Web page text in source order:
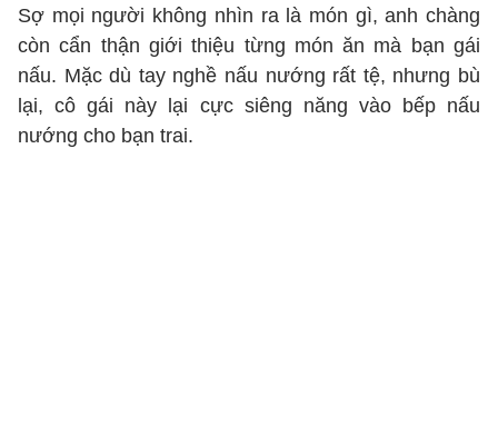
Sợ mọi người không nhìn ra là món gì, anh chàng
còn cẩn thận giới thiệu từng món ăn mà bạn gái
nấu. Mặc dù tay nghề nấu nướng rất tệ, nhưng bù
lại, cô gái này lại cực siêng năng vào bếp nấu
nướng cho bạn trai.